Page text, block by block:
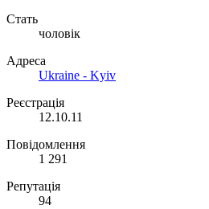
Стать
чоловік
Адреса
Ukraine - Kyiv
Реєстрація
12.10.11
Повідомлення
1 291
Репутація
94